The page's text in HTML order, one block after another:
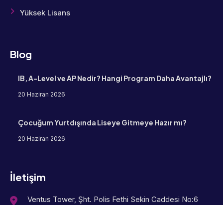
Yüksek Lisans
Blog
IB, A-Level ve AP Nedir? Hangi Program Daha Avantajlı?
20 Haziran 2026
Çocuğum Yurtdışında Liseye Gitmeye Hazır mı?
20 Haziran 2026
İletişim
Ventus Tower, Şht. Polis Fethi Sekin Caddesi No:6